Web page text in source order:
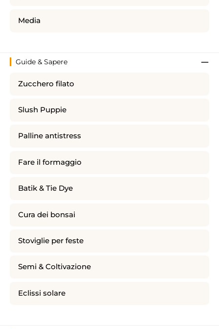
Media
Guide & Sapere
Zucchero filato
Slush Puppie
Palline antistress
Fare il formaggio
Batik & Tie Dye
Cura dei bonsai
Stoviglie per feste
Semi & Coltivazione
Eclissi solare